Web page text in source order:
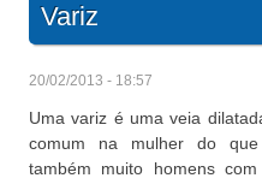
Variz
20/02/2013 - 18:57
Uma variz é uma veia
comum na mulher do
também muito homens